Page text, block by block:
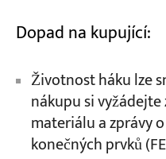
Dopad na kupující:
Životnost háku lze
nákupu si
materiálu a zprávy
konečných prvků